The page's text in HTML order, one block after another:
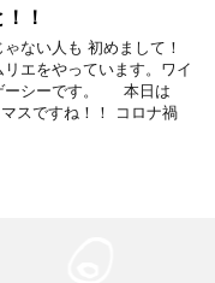
！
ない人も 初めまして！
エをやっています。ワイ
ーシーです。 本日は
スですね！！ コロナ禍